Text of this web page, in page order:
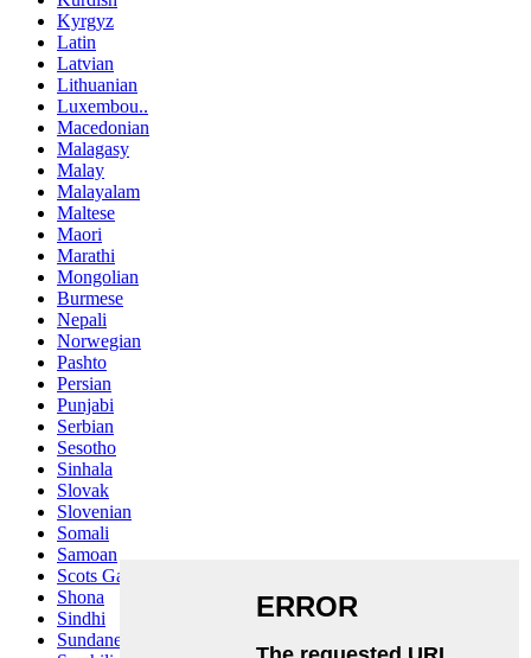
Kyrgyz
Latin
Latvian
Lithuanian
Luxembou..
Macedonian
Malagasy
Malay
Malayalam
Maltese
Maori
Marathi
Mongolian
Burmese
Nepali
Norwegian
Pashto
Persian
Punjabi
Serbian
Sesotho
Sinhala
Slovak
Slovenian
Somali
Samoan
Scots Gaelic
Shona
Sindhi
Sundanese